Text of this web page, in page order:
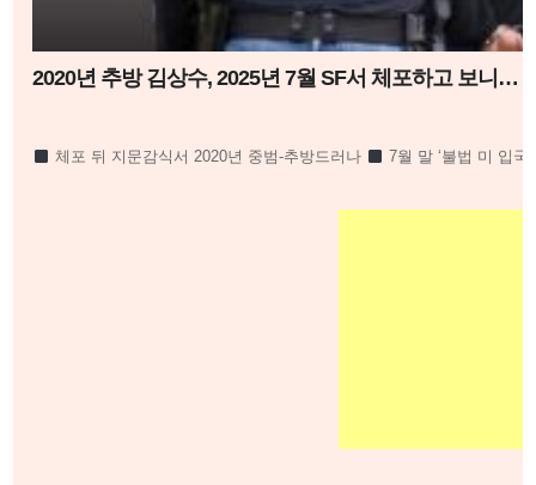
2020년 추방 김상수, 2025년 7월 SF서 체포하고 보니…
체포 뒤 지문감식서 2020년 중범-추방드러나
7월 말 ‘불법 미 입